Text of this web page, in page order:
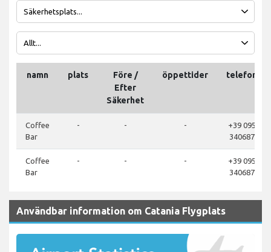
namn plats
Före /
Efter
Säkerhet
öppettider telefon
Coffee
Bar
- - -
+39 095
340687
Coffee
Bar
- - -
+39 095
340687
Användbar information om Catania Flygplats